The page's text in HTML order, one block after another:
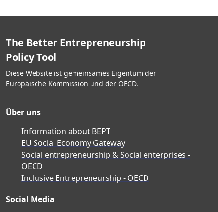
The Better Entrepreneurship
Policy Tool
Diese Website ist gemeinsames Eigentum der
Europäische Kommission und der OECD.
Über uns
Information about BEPT
EU Social Economy Gateway
Social entrepreneurship & Social enterprises -
OECD
Inclusive Entrepreneurship - OECD
Social Media